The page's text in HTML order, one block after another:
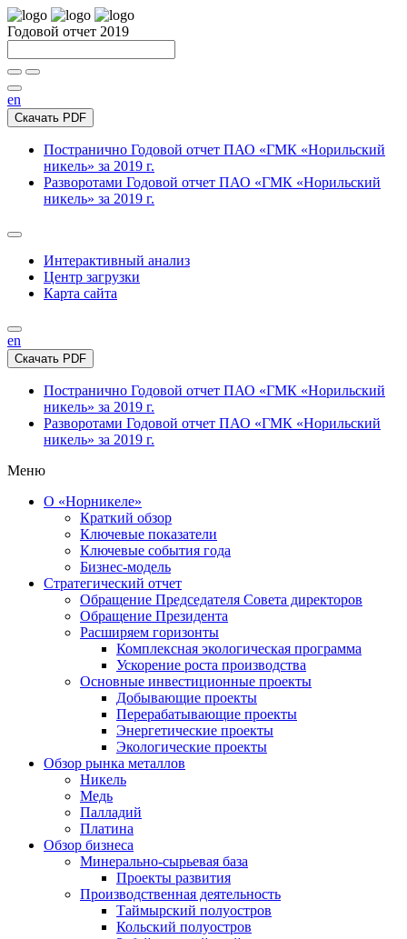
Годовой отчет 2019
en
Скачать PDF
Постранично Годовой отчет ПАО «ГМК «Норильский
никель» за 2019 г.
Разворотами Годовой отчет ПАО «ГМК «Норильский
никель» за 2019 г.
Интерактивный анализ
Центр загрузки
Карта сайта
en
Скачать PDF
Постранично Годовой отчет ПАО «ГМК «Норильский
никель» за 2019 г.
Разворотами Годовой отчет ПАО «ГМК «Норильский
никель» за 2019 г.
Меню
О «Норникеле»
Краткий обзор
Ключевые показатели
Ключевые события года
Бизнес-модель
Стратегический отчет
Обращение Председателя Совета директоров
Обращение Президента
Расширяем горизонты
Комплексная экологическая программа
Ускорение роста производства
Основные инвестиционные проекты
Добывающие проекты
Перерабатывающие проекты
Энергетические проекты
Экологические проекты
Обзор рынка металлов
Никель
Медь
Палладий
Платина
Обзор бизнеса
Минерально-сырьевая база
Проекты развития
Производственная деятельность
Таймырский полуостров
Кольский полуостров